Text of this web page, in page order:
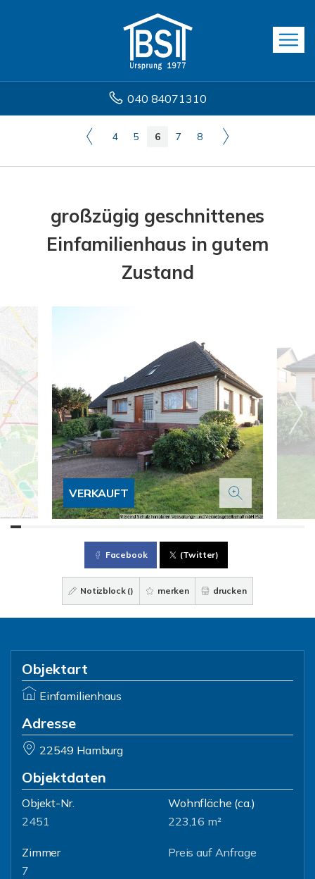
040 84071310
4 5 6 7 8
großzügig geschnittenes
Einfamilienhaus in gutem
Zustand
VERKAUFT
Facebook (Twitter)
Notizblock () merken drucken
Objektart
Einfamilienhaus
Adresse
22549 Hamburg
Objektdaten
Objekt-Nr.
2451
Wohnfläche (ca.)
223,16 m²
Zimmer
7
Preis auf Anfrage